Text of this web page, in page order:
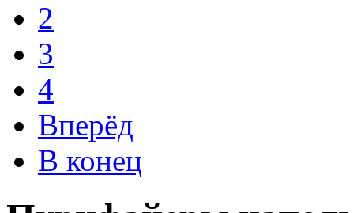
2
3
4
Вперёд
В конец